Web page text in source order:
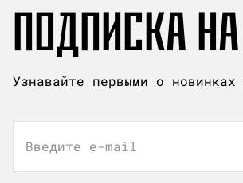
ПОДПИСКА
Узнавайте первыми о новинках
Введите e-mail